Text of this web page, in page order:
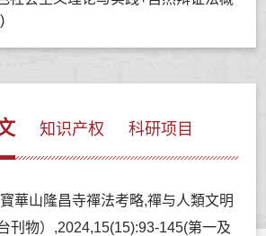
知识产权 科研项目
華山隆昌寺禪法考略,禪与人類文明
刊物）,2024,15(15):93-145(第一及